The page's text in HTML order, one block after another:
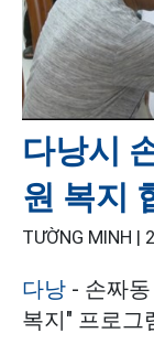
다낭시
원 복지
TƯỜNG MINH |
다낭 - 손짜
복지" 프로그